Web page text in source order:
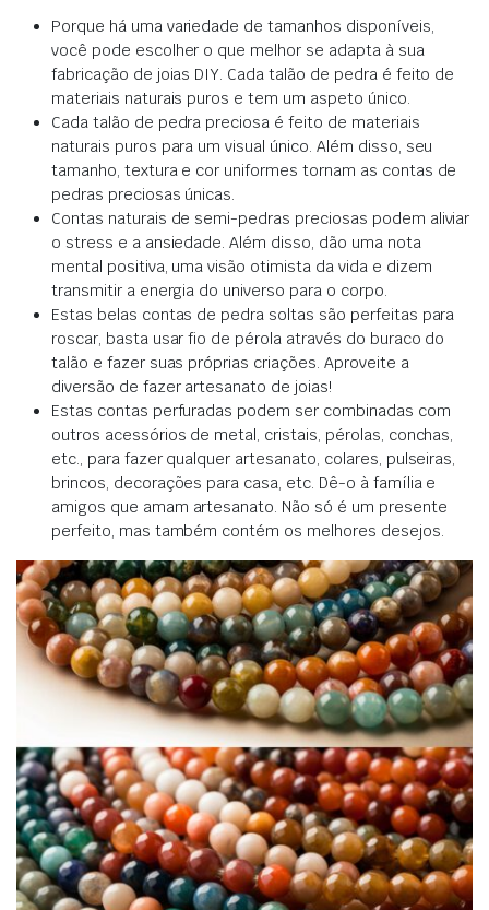
Porque há uma variedade de tamanhos disponíveis,
você pode escolher o que melhor se adapta à sua
fabricação de joias DIY. Cada talão de pedra é feito de
materiais naturais puros e tem um aspeto único.
Cada talão de pedra preciosa é feito de materiais
naturais puros para um visual único. Além disso, seu
tamanho, textura e cor uniformes tornam as contas de
pedras preciosas únicas.
Contas naturais de semi-pedras preciosas podem aliviar
o stress e a ansiedade. Além disso, dão uma nota
mental positiva, uma visão otimista da vida e dizem
transmitir a energia do universo para o corpo.
Estas belas contas de pedra soltas são perfeitas para
roscar, basta usar fio de pérola através do buraco do
talão e fazer suas próprias criações. Aproveite a
diversão de fazer artesanato de joias!
Estas contas perfuradas podem ser combinadas com
outros acessórios de metal, cristais, pérolas, conchas,
etc., para fazer qualquer artesanato, colares, pulseiras,
brincos, decorações para casa, etc. Dê-o à família e
amigos que amam artesanato. Não só é um presente
perfeito, mas também contém os melhores desejos.